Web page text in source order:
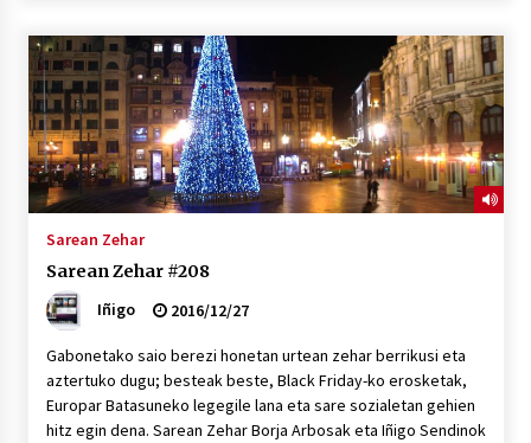
MUSIBLA #297: Bide, Boards Of Canada, Somak,
Tiga, Twisted Teens, Underscores, Habia
2026/07/02
Sarean Zehar
Sarean Zehar #208
Iñigo
2016/12/27
Gabonetako saio berezi honetan urtean zehar berrikusi eta
aztertuko dugu; besteak beste, Black Friday-ko erosketak,
Europar Batasuneko legegile lana eta sare sozialetan gehien
hitz egin dena. Sarean Zehar Borja Arbosak eta Iñigo Sendinok